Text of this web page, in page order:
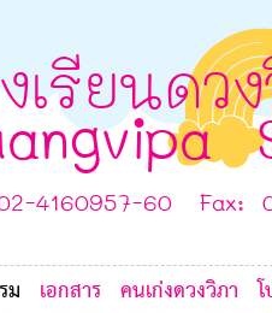
เรียนดว
4160957-60 Fax:
ม เอกสาร คนเก่งดวงวิภา